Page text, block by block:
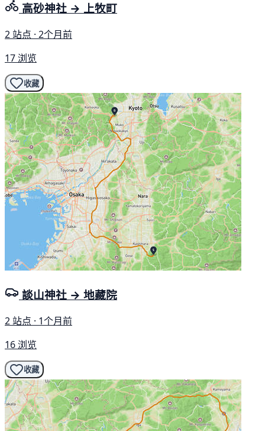
高砂神社 → 上牧町
2 站点 · 2个月前
17 浏览
收藏
談山神社 → 地藏院
2 站点 · 1个月前
16 浏览
收藏